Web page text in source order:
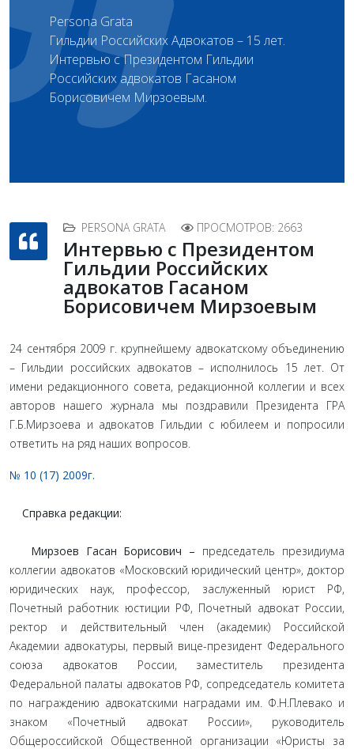
Persona Grata
Гильдии Российских Адвокатов – 15 лет.
Интервью с Президентом Гильдии
Российских адвокатов Гасаном
Борисовичем Мирзоевым.
PERSONA GRATA ПРОСМОТРОВ: 2663
Интервью с Президентом
Гильдии Российских
адвокатов Гасаном
Борисовичем Мирзоевым
24 сентября 2009 г. крупнейшему адвокатскому объединению
– Гильдии российских адвокатов – исполнилось 15 лет. От
имени редакционного совета, редакционной коллегии и всех
авторов нашего журнала мы поздравили Президента ГРА
Г.Б.Мирзоева и адвокатов Гильдии с юбилеем и попросили
ответить на ряд наших вопросов.
№ 10 (17) 2009г.
Справка редакции:
Мирзоев Гасан Борисович – председатель президиума
коллегии адвокатов «Московский юридический центр», доктор
юридических наук, профессор, заслуженный юрист РФ,
Почетный работник юстиции РФ, Почетный адвокат России,
ректор и действительный член (академик) Российской
Академии адвокатуры, первый вице-президент Федерального
союза адвокатов России, заместитель президента
Федеральной палаты адвокатов РФ, сопредседатель комитета
по награждению адвокатскими наградами им. Ф.Н.Плевако и
знаком «Почетный адвокат России», руководитель
Общероссийской Общественной организации «Юристы за